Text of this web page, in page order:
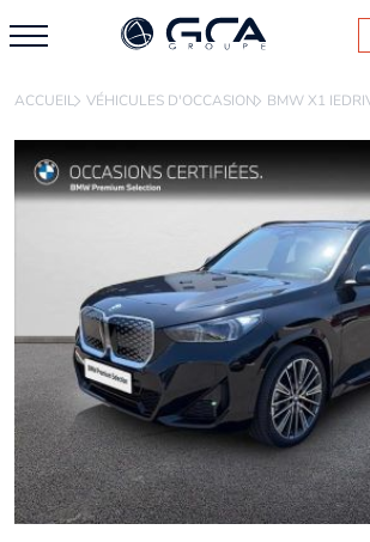
ACCUEIL VÉHICULES D'OCCASION BMW X1